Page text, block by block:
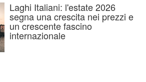
Laghi Italiani: l'estate 2026
segna una crescita nei prezzi e
un crescente fascino
internazionale